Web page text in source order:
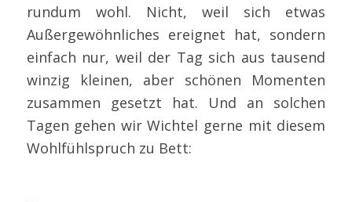
rundum wohl. Nicht, weil sich etwas
Außergewöhnliches ereignet hat, sondern
einfach nur, weil der Tag sich aus tausend
winzig kleinen, aber schönen Momenten
zusammen gesetzt hat. Und an solchen
Tagen gehen wir Wichtel gerne mit diesem
Wohlfühlspruch zu Bett: